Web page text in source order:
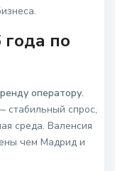
по
оператору.
стабильный спрос,
среда. Валенсия
чем Мадрид и